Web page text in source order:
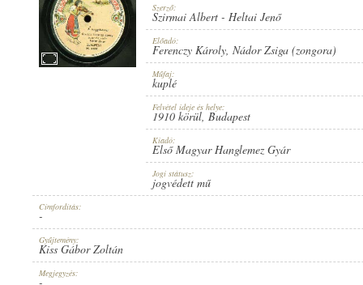
ELSŐ MAGYAR HANGLEMEZ GYÁR
LEMEZSZÁM:
Szerző:
Szirmai Albert - Heltai Jenő
Előadó:
Ferenczy Károly, Nádor Zsiga (zongora)
Műfaj:
kuplé
Felvétel ideje és helye:
1910 körül, Budapest
Kiadó:
Első Magyar Hanglemez Gyár
Jogi státusz:
jogvédett mű
Címfordítás:
-
Gyűjtemény:
Kiss Gábor Zoltán
Megjegyzés: